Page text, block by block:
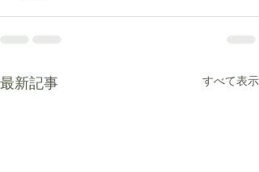
最新記事 すべて表示